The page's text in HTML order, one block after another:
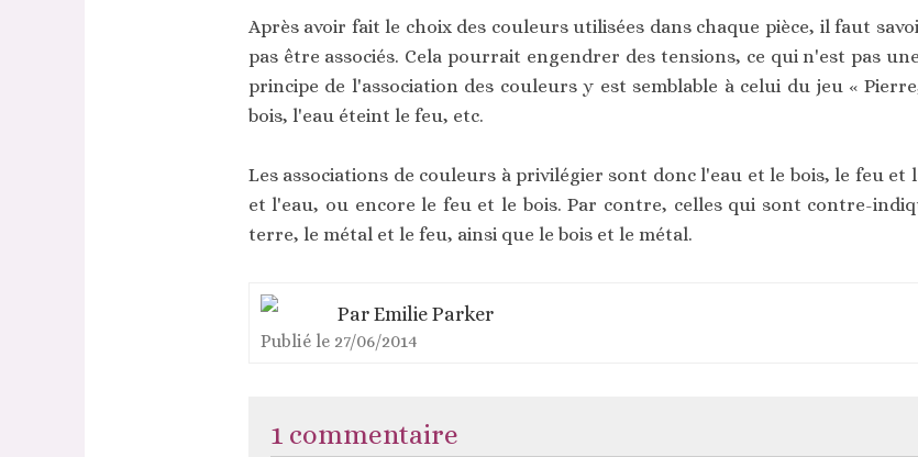
Après avoir fait le choix des couleurs utilisées dans chaque pièce, il faut
pas être associés. Cela pourrait engendrer des tensions, ce qui n'est pas
principe de l'association des couleurs y est semblable à celui du jeu «
bois, l'eau éteint le feu, etc.
Les associations de couleurs à privilégier sont donc l'eau et le bois, le feu
et l'eau, ou encore le feu et le bois. Par contre, celles qui sont contre-
terre, le métal et le feu, ainsi que le bois et le métal.
Par Emilie Parker
Publié le 27/06/2014
1 commentaire